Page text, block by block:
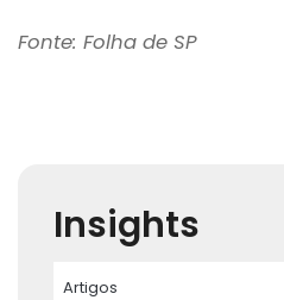
Fonte: Folha de SP
Insights
Artigos